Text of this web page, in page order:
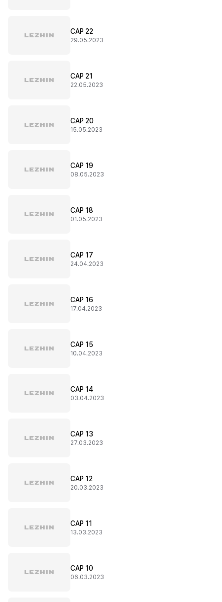
CAP 22
29.05.2023
CAP 21
22.05.2023
CAP 20
15.05.2023
CAP 19
08.05.2023
CAP 18
01.05.2023
CAP 17
24.04.2023
CAP 16
17.04.2023
CAP 15
10.04.2023
CAP 14
03.04.2023
CAP 13
27.03.2023
CAP 12
20.03.2023
CAP 11
13.03.2023
CAP 10
06.03.2023